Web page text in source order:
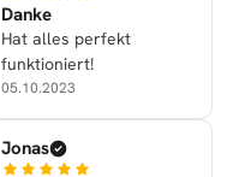
Danke
Hat alles perfekt
funktioniert!
05.10.2023
Jonas